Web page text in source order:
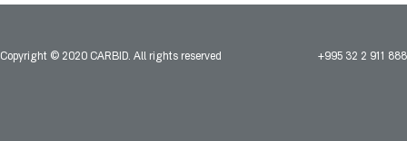
Copyright © 2020 CARBID. All rights reserved +995 32 2 911 888